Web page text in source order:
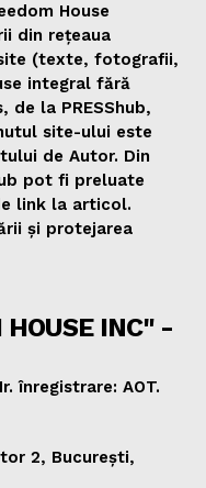
House
din rețeaua
(texte, fotografii,
integral fără
la PRESShub,
site-ului este
de Autor. Din
pot fi preluate
link la articol.
și protejarea
HOUSE INC" -
înregistrare: AOT.
2, București,